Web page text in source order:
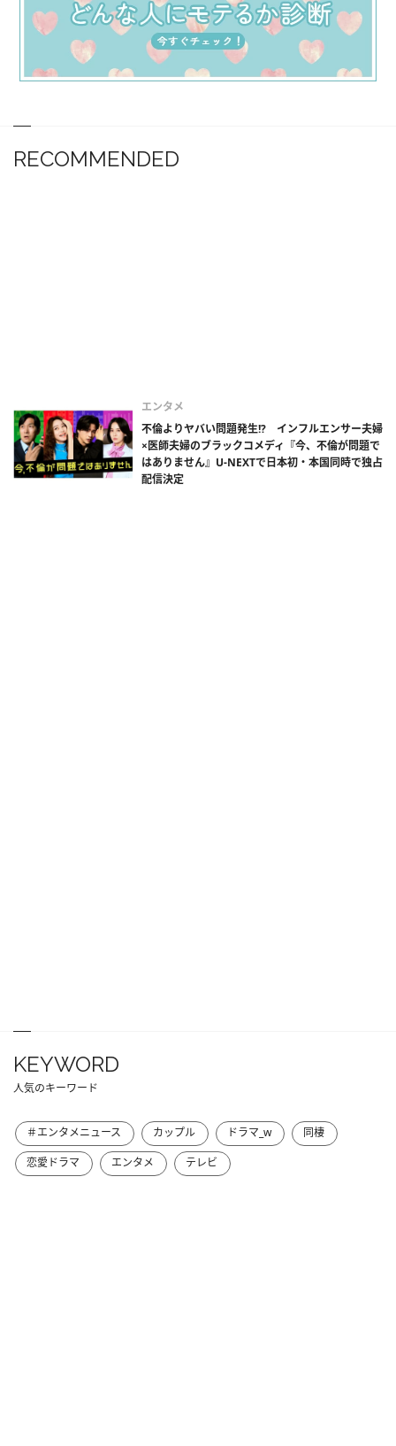
RECOMMENDED
エンタメ
不倫よりヤバい問題発生!? インフルエンサー夫婦
×医師夫婦のブラックコメディ『今、不倫が問題で
はありません』U-NEXTで日本初・本国同時で独占
配信決定
KEYWORD
人気のキーワード
＃エンタメニュース カップル ドラマ_w
同棲
恋愛ドラマ
エンタメ テレビ